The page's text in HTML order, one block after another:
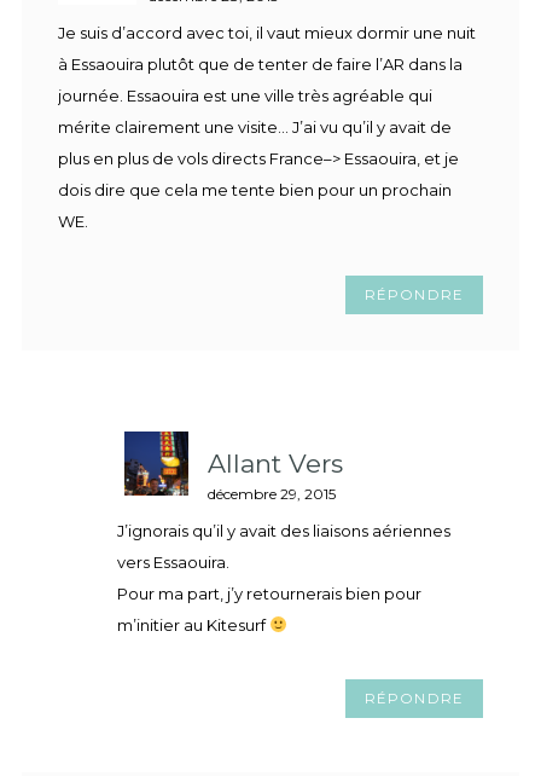
Je suis d’accord avec toi, il vaut mieux dormir une nuit
à Essaouira plutôt que de tenter de faire l’AR dans la
journée. Essaouira est une ville très agréable qui
mérite clairement une visite… J’ai vu qu’il y avait de
plus en plus de vols directs France–> Essaouira, et je
dois dire que cela me tente bien pour un prochain
WE.
RÉPONDRE
Allant Vers
décembre 29, 2015
J’ignorais qu’il y avait des liaisons aériennes
vers Essaouira.
Pour ma part, j’y retournerais bien pour
m’initier au Kitesurf
RÉPONDRE